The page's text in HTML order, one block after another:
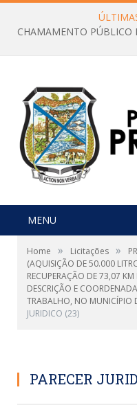
MENU
Home » Licitações »
(AQUISIÇÃO DE 50.000
RECUPERAÇÃO DE 73,07
DESCRIÇÃO E
TRABALHO, NO MUNICÍPIO
JURIDICO (23)
PARECER